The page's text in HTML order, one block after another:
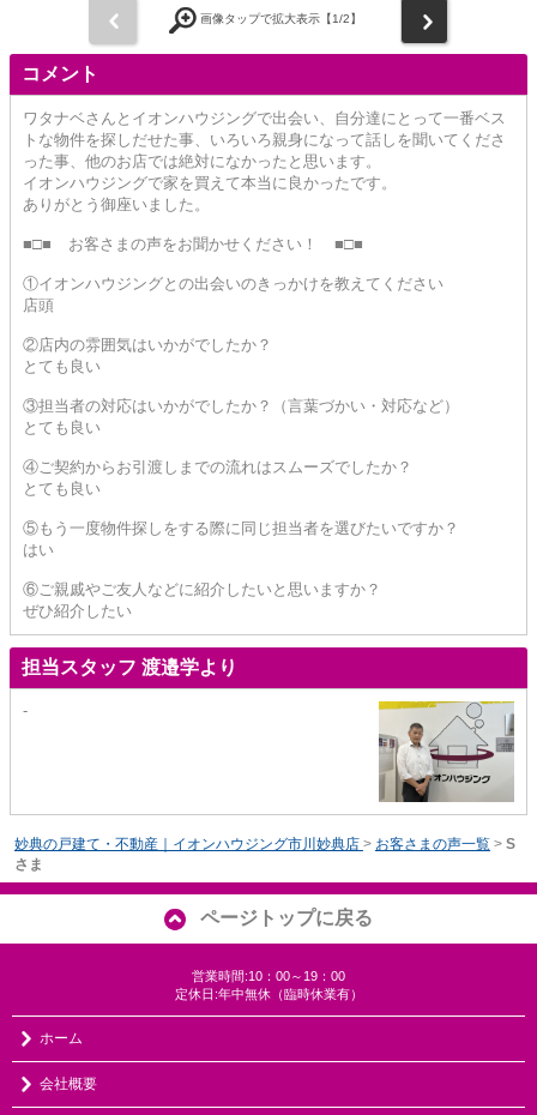
画像タップで拡大表示【1/2】
コメント
ワタナベさんとイオンハウジングで出会い、自分達にとって一番ベス
トな物件を探しだせた事、いろいろ親身になって話しを聞いてくださ
った事、他のお店では絶対になかったと思います。
イオンハウジングで家を買えて本当に良かったです。
ありがとう御座いました。
■□■ お客さまの声をお聞かせください！ ■□■
①イオンハウジングとの出会いのきっかけを教えてください
店頭
②店内の雰囲気はいかがでしたか？
とても良い
③担当者の対応はいかがでしたか？（言葉づかい・対応など）
とても良い
④ご契約からお引渡しまでの流れはスムーズでしたか？
とても良い
⑤もう一度物件探しをする際に同じ担当者を選びたいですか？
はい
⑥ご親戚やご友人などに紹介したいと思いますか？
ぜひ紹介したい
担当スタッフ 渡邉学より
-
妙典の戸建て・不動産｜イオンハウジング市川妙典店 > お客さまの声一覧 > S
さま
ページトップに戻る
営業時間:10：00～19：00
定休日:年中無休（臨時休業有）
ホーム
会社概要